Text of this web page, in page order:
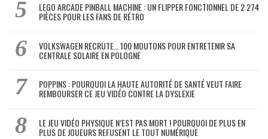
LEGO ARCADE PINBALL MACHINE : UN FLIPPER FONCTIONNEL DE 2 274
PIÈCES POUR LES FANS DE RÉTRO
VOLKSWAGEN RECRUTE… 100 MOUTONS POUR ENTRETENIR SA
CENTRALE SOLAIRE EN POLOGNE
POPPINS : POURQUOI LA HAUTE AUTORITÉ DE SANTÉ VEUT FAIRE
REMBOURSER CE JEU VIDÉO CONTRE LA DYSLEXIE
LE JEU VIDÉO PHYSIQUE N’EST PAS MORT ! POURQUOI DE PLUS EN
PLUS DE JOUEURS REFUSENT LE TOUT NUMÉRIQUE